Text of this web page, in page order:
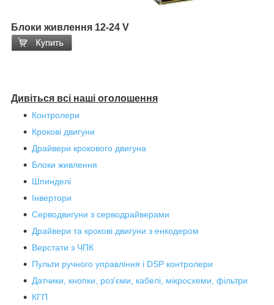
Блоки живлення 12-24 V
Дивіться всі наші оголошення
Контролери
Крокові двигуни
Драйвери крокового двигуна
Блоки живлення
Шпинделі
Інвертори
Серводвигуни з серводрайверами
Драйвери та крокові двигуни з енкодером
Верстати з ЧПК
Пульти ручного управління і DSP контролери
Датчики, кнопки, роз'єми, кабелі, мікросхеми, фільтри
КГП